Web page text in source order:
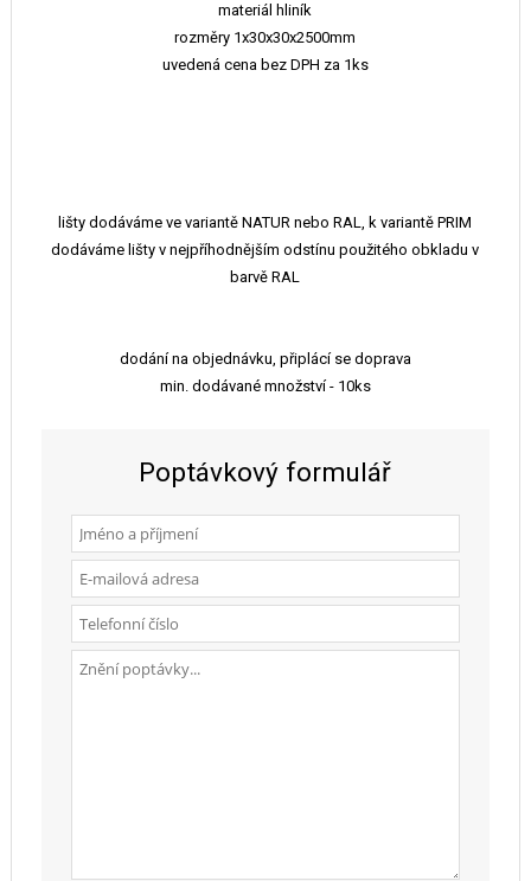
materiál hliník
rozměry 1x30x30x2500mm
uvedená cena bez DPH za 1ks
lišty dodáváme ve variantě NATUR nebo RAL, k variantě PRIM
dodáváme lišty v nejpříhodnějším odstínu použitého obkladu v
barvě RAL
dodání na objednávku, připlácí se doprava
min. dodávané množství - 10ks
Poptávkový formulář